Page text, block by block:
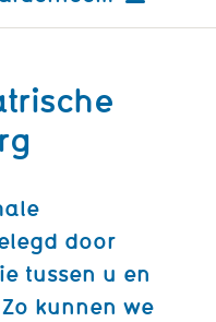
door
tussen u en
kunnen we